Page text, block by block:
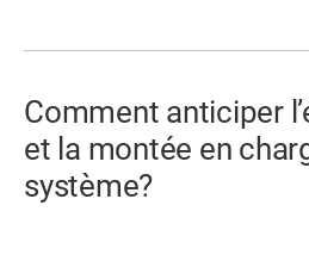
Comment anticiper
et la montée en
système?